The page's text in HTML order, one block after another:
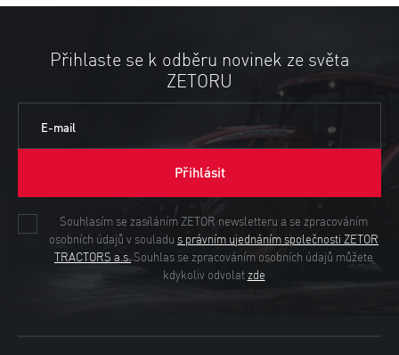
Přihlaste se k odběru novinek ze světa
ZETORU
E-mail
Přihlásit
Souhlasím se zasíláním ZETOR newsletteru a se zpracováním
osobních údajů v souladu s právním ujednáním společnosti ZETOR
TRACTORS a.s. Souhlas se zpracováním osobních údajů můžete
kdykoliv odvolat zde